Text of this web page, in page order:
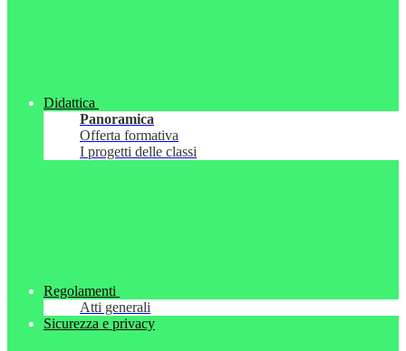
Didattica
Panoramica
Offerta formativa
I progetti delle classi
Regolamenti
Atti generali
Sicurezza e privacy